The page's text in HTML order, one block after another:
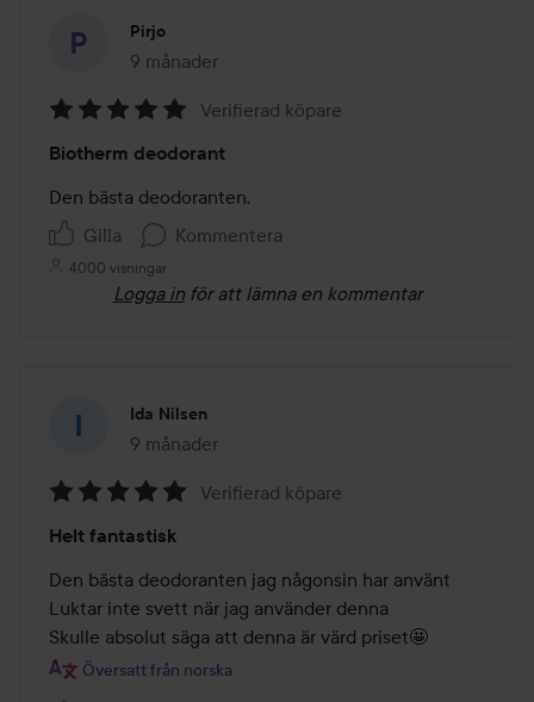
Pirjo
9 månader
Inlägget skapades 9 månader
5
av
5
Verifierad köpare
Biotherm deodorant
Den bästa deodoranten.
Gilla
Kommentera
4000 visningar
Logga in för att lämna en kommentar
Ida Nilsen
9 månader
Inlägget skapades 9 månader
5
av
5
Verifierad köpare
Helt fantastisk
Den bästa deodoranten jag någonsin har använt
Luktar inte svett när jag använder denna
Skulle absolut säga att denna är värd priset🤩
Översatt från norska